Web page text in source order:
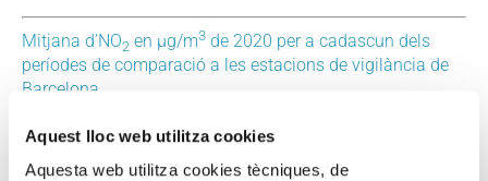
Aquest lloc web utilitza cookies
Aquesta web utilitza cookies tècniques, de
Mitjana d’NO2 en µg/m3 de 2020 per a cadascun dels
períodes de comparació a les estacions de vigilància de
Barcelona
Els nivells de NO mesurats a partir de l’inici del curs
escolar tornen a superar el nivell guia anual de l’OMS i el